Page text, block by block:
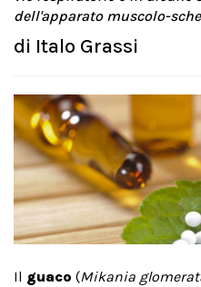
dell'apparato muscolo-
di Italo Grassi
Il guaco (Mikania